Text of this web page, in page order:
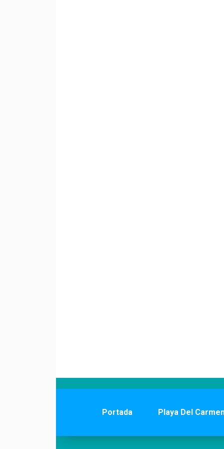
Portada Playa Del